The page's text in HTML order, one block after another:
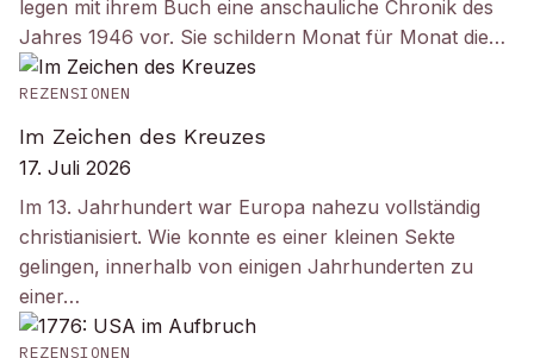
legen mit ihrem Buch eine anschauliche Chronik des
Jahres 1946 vor. Sie schildern Monat für Monat die…
REZENSIONEN
Im Zeichen des Kreuzes
17. Juli 2026
Im 13. Jahrhundert war Europa nahezu vollständig
christianisiert. Wie konnte es einer kleinen Sekte
gelingen, innerhalb von einigen Jahrhunderten zu
einer…
REZENSIONEN